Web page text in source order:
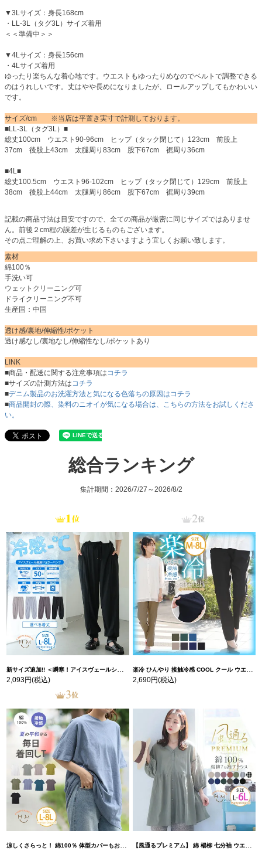
▼3Lサイズ：身長168cm
・LL-3L（タグ3L）サイズ着用
＜＜準備中＞＞
▼4Lサイズ：身長156cm
・4Lサイズ着用
ゆったり楽ちんな着心地です。ウエストもゆったりめなのでベルトで調整できる
のはうれしいです。丈はやや長めになりましたが、ロールアップしてもかわいい
です。
サイズ/cm ※当店は平置き実寸で計測しております。
■LL-3L（タグ3L）■
総丈100cm ウエスト90-96cm ヒップ（タック閉じて）123cm 前股上
37cm 後股上43cm 太腿周り83cm 股下67cm 裾周り36cm
■4L■
総丈100.5cm ウエスト96-102cm ヒップ（タック閉じて）129cm 前股上
38cm 後股上44cm 太腿周り86cm 股下67cm 裾周り39cm
記載の商品寸法は目安ですので、全ての商品が厳密に同じサイズではありませ
ん。前後２cm程の誤差が生じるものもございます。
その点ご理解の上、お買い求め下さいますよう宜しくお願い致します。
素材
綿100％
手洗い可
ウェットクリーニング可
ドライクリーニング不可
生産国：中国
透け感/裏地/伸縮性/ポケット
透け感なし/裏地なし/伸縮性なし/ポケットあり
LINK
■商品・配送に関する注意事項はコチラ
■サイズの計測方法はコチラ
■デニム製品のお洗濯方法と気になる色落ちの原因はコチラ
■商品開封の際、染料のニオイが気になる場合は、こちらの方法をお試しくださ
い。
総合ランキング
集計期間：2026/7/27～2026/8/2
新サイズ追加!! ＜瞬寒！アイスヴェールシリーズ＞ 美脚 ジョガーパンツ 【ウェストゴム】 【ストレッチ】 | 大きいサイズの通販ならハッピーマリリン
2,093円(税込)
楽冷 ひんやり 接触冷感 COOL クール ウエストゴム 楽ちん ストレッチ 美脚 レギパン 【ストレッチ】 | 大きいサイズの通販ならハッピーマリリン
2,690円(税込)
涼しくさらっと！ 綿100％ 体型カバーもお洒落も叶える 風合いコットン ゆるシルエット ドルマン | 大きいサイズの通販ならハッピーマリリン 【風通るプレミアム】 綿 楊柳 七分袖 ウエストギャザー ブラウス | 大きいサイズの通販ならハッピーマリリン